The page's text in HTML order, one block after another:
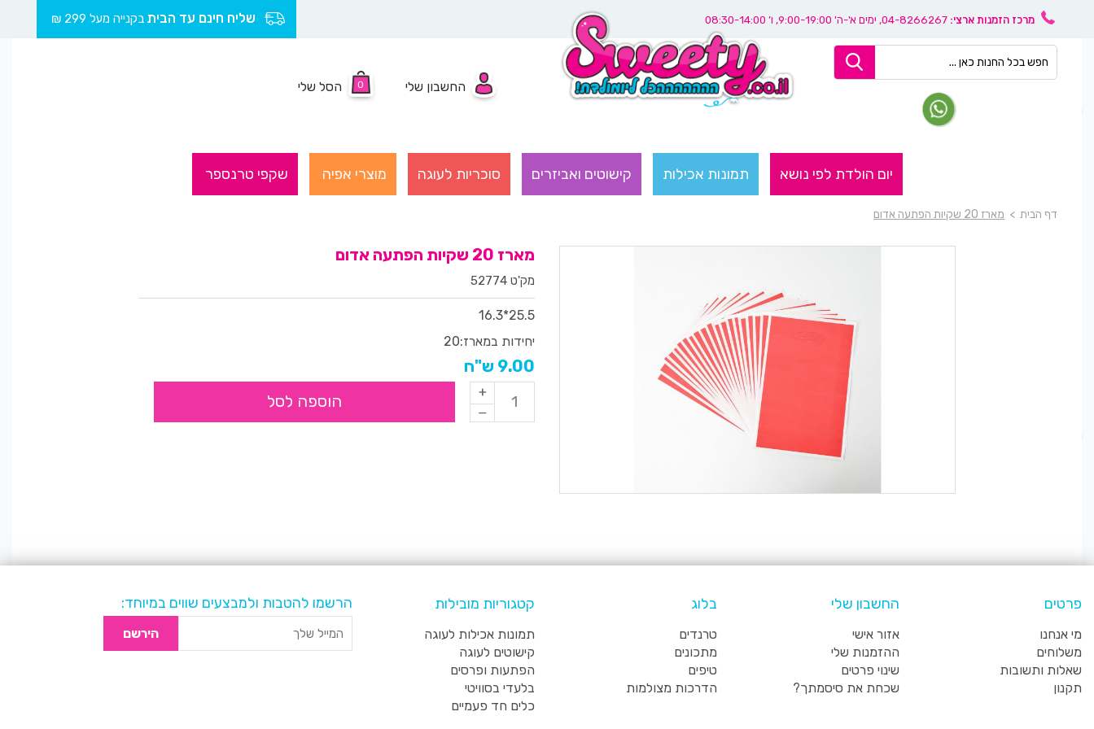
מרכז הזמנות ארצי: 04-8266267, ימים א'-ה' 9:00-19:00, ו’ 08:30-14:00 שליח חינם עד הבית בקנייה מעל 299 ₪
החשבון שלי 0 הסל שלי
יום הולדת לפי נושא תמונות אכילות קישוטים ואביזרים סוכריות לעוגה מוצרי אפיה שקפי טרנספר
דף הבית > מארז 20 שקיות הפתעה אדום
מארז 20 שקיות הפתעה אדום
מק'ט 52774
25.5*16.3
יחידות במארז:20
9.00 ש"ח
הוספה לסל
פרטים
מי אנחנו
משלוחים
שאלות ותשובות
תקנון
החשבון שלי
אזור אישי
ההזמנות שלי
שינוי פרטים
שכחת את סיסמתך?
בלוג
טרנדים
מתכונים
טיפים
הדרכות מצולמות
קטגוריות מובילות
תמונות אכילות לעוגה
קישוטים לעוגה
הפתעות ופרסים
בלעדי בסוויטי
כלים חד פעמיים
הרשמו להטבות ולמבצעים שווים במיוחד:
הירשם